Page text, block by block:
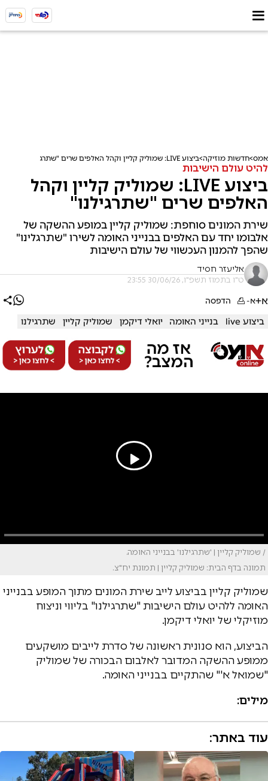
אמס חדשות מוזיקה ביצוע LIVE: שמוליק קליין וקהל האלפים שרים "שתרגילנו"
להיט עולם הישיבות
ביצוע LIVE: שמוליק קליין וקהל
האלפים שרים "שתרגילנו"
שירת המונים סוחפת: שמוליק קליין במופע ההשקה של
אלבומו יחד עם האלפים בבנייני האומה לשירו "שתרגלינו"
שהפך להמנון העכשווי של עולם הישיבות
אליעזר חסיד
ט"ו בתמוז תשפ"ו, 30/06/26 23:55
א+א- הדפסה
ביצוע live בנייני האומה יואלי דיקמן שמוליק קליין שתרגילנו
/ שמוליק קליין | 'שתרגילנו' בבנייני האומה.
תמונה בדף הבית: שמוליק קליין | תמונת יח"צ.
שמוליק קליין בביצוע לייב שירת המונים מתוך המופע בבנייני
האומה ללהיט עולם הישיבות "שתרגילנו" בליווי וניצוח
מוזיקלי של יואלי דיקמן.
הביצוע, הוא סנונית ראשונה של סדרת לייבים מושקעים
ממופע ההשקה המדובר לאלבום הבכורה של שמוליק
"שמואל א'" שהתקיים בבנייני האומה.
מילים:
עוד באתר: